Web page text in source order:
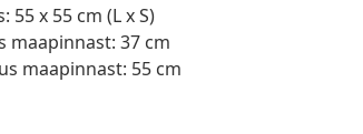
55 x 55 cm (L x S)
maapinnast: 37 cm
maapinnast: 55 cm